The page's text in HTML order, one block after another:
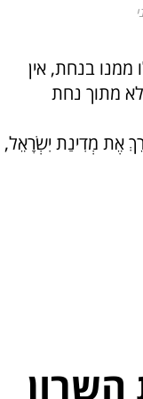
בנחת, אין
מתוך נחת
אֶת מְדִינַת יִשְׂרָאֵל,